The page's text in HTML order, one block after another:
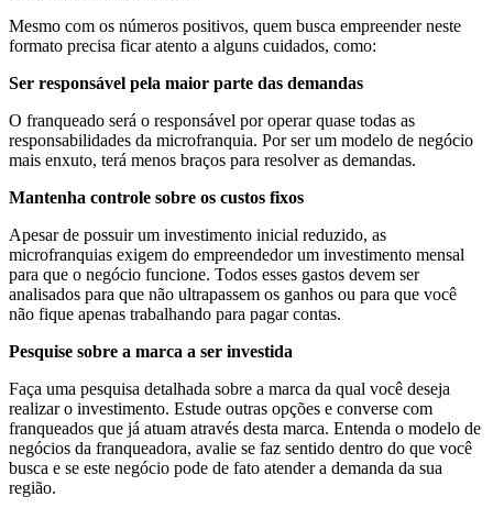
Mesmo com os números positivos, quem busca empreender neste
formato precisa ficar atento a alguns cuidados, como:
Ser responsável pela maior parte das demandas
O franqueado será o responsável por operar quase todas as
responsabilidades da microfranquia. Por ser um modelo de negócio
mais enxuto, terá menos braços para resolver as demandas.
Mantenha controle sobre os custos fixos
Apesar de possuir um investimento inicial reduzido, as
microfranquias exigem do empreendedor um investimento mensal
para que o negócio funcione. Todos esses gastos devem ser
analisados para que não ultrapassem os ganhos ou para que você
não fique apenas trabalhando para pagar contas.
Pesquise sobre a marca a ser investida
Faça uma pesquisa detalhada sobre a marca da qual você deseja
realizar o investimento. Estude outras opções e converse com
franqueados que já atuam através desta marca. Entenda o modelo de
negócios da franqueadora, avalie se faz sentido dentro do que você
busca e se este negócio pode de fato atender a demanda da sua
região.